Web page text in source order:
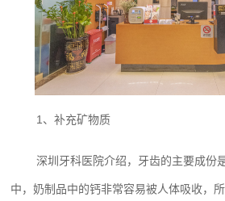
1、补充矿物质
深圳牙科医院‍介绍，牙齿的主要成份
中，奶制品中的钙非常容易被人体吸收，